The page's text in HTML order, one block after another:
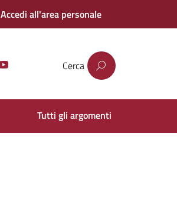
Accedi all'area personale
Cerca
Tutti gli argomenti